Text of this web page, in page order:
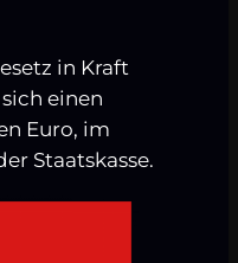
in Kraft
einen
Euro, im
Staatskasse.